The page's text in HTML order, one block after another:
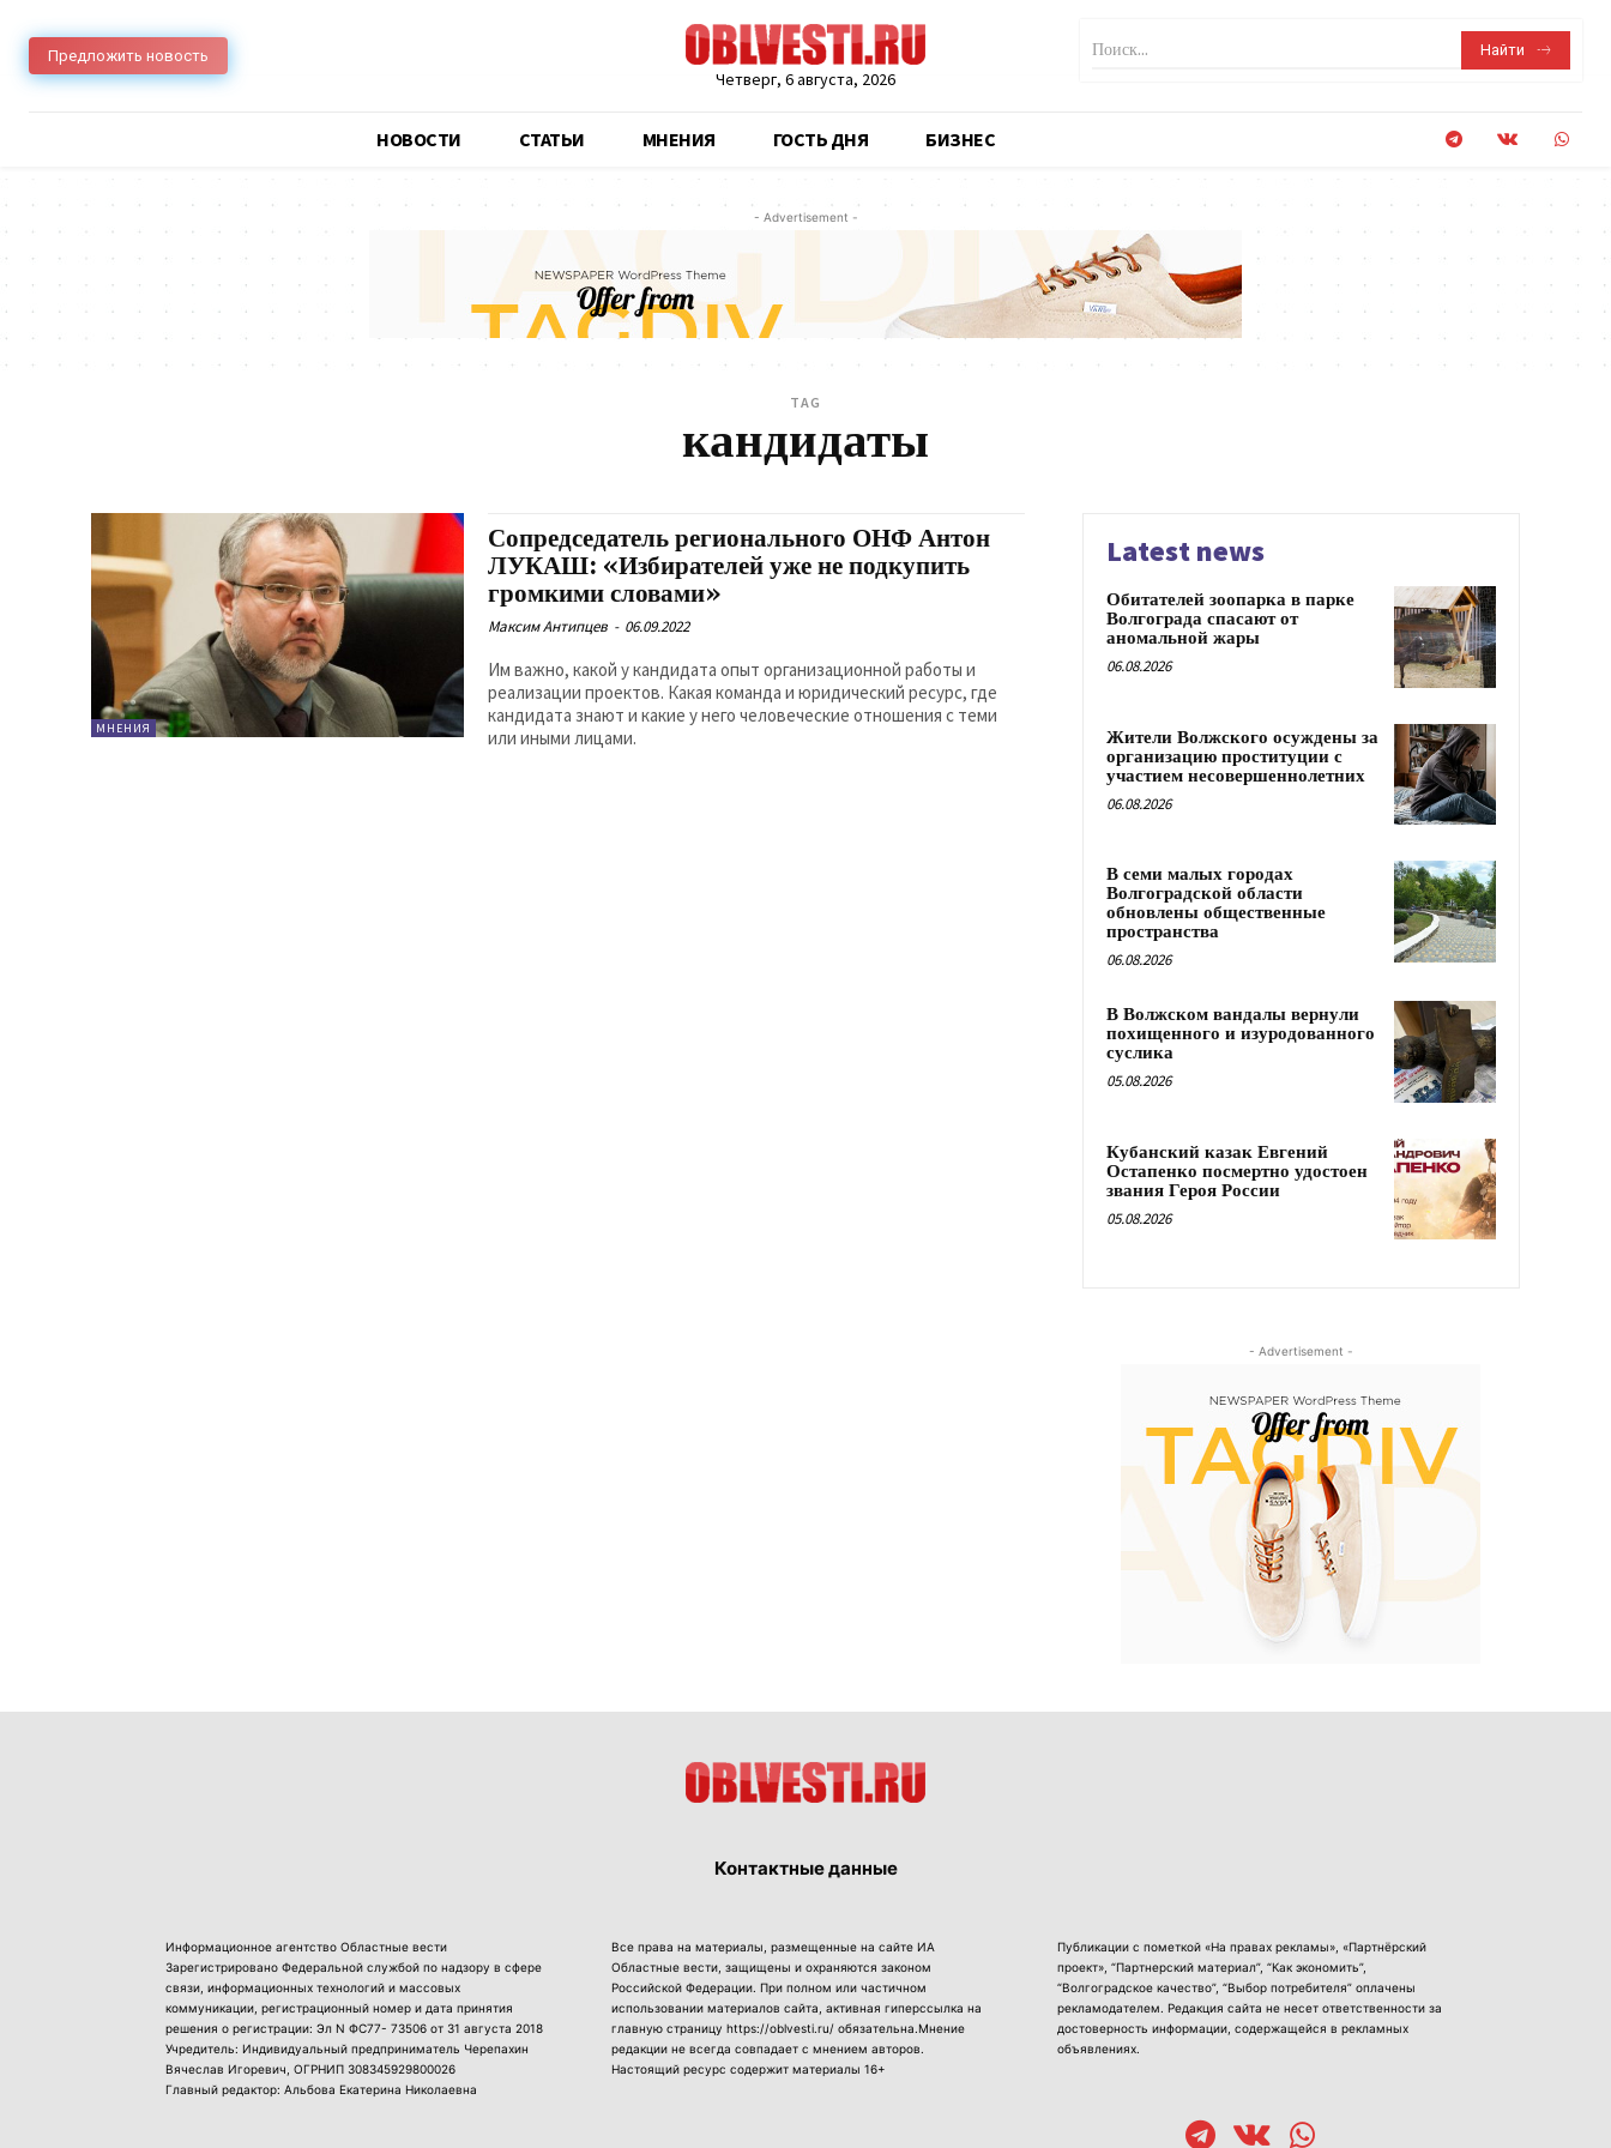
Предложить новость
Четверг, 6 августа, 2026
Поиск... Найти
НОВОСТИ CТАТЬИ МНЕНИЯ ГОСТЬ ДНЯ БИЗНЕС
- Advertisement -
TAG
кандидаты
МНЕНИЯ
Сопредседатель регионального ОНФ Антон
ЛУКАШ: «Избирателей уже не подкупить
громкими словами»
Максим Антипцев - 06.09.2022
Им важно, какой у кандидата опыт организационной работы и
реализации проектов. Какая команда и юридический ресурс, где
кандидата знают и какие у него человеческие отношения с теми
или иными лицами.
Latest news
Обитателей зоопарка в парке
Волгограда спасают от
аномальной жары
06.08.2026
Жители Волжского осуждены за
организацию проституции с
участием несовершеннолетних
06.08.2026
В семи малых городах
Волгоградской области
обновлены общественные
пространства
06.08.2026
В Волжском вандалы вернули
похищенного и изуродованного
суслика
05.08.2026
Кубанский казак Евгений
Остапенко посмертно удостоен
звания Героя России
05.08.2026
- Advertisement -
Контактные данные
Информационное агентство Областные вести
Зарегистрировано Федеральной службой по надзору в сфере
связи, информационных технологий и массовых
коммуникации, регистрационный номер и дата принятия
решения о регистрации: Эл N ФС77- 73506 от 31 августа 2018
Учредитель: Индивидуальный предприниматель Черепахин
Вячеслав Игоревич, ОГРНИП 308345929800026
Главный редактор: Альбова Екатерина Николаевна
Все права на материалы, размещенные на сайте ИА
Областные вести, защищены и охраняются законом
Российской Федерации. При полном или частичном
использовании материалов сайта, активная гиперссылка на
главную страницу https://oblvesti.ru/ обязательна.Мнение
редакции не всегда совпадает с мнением авторов.
Настоящий ресурс содержит материалы 16+
Публикации с пометкой «На правах рекламы», «Партнёрский
проект», “Партнерский материал”, “Как экономить”,
“Волгоградское качество”, “Выбор потребителя” оплачены
рекламодателем. Редакция сайта не несет ответственности за
достоверность информации, содержащейся в рекламных
объявлениях.